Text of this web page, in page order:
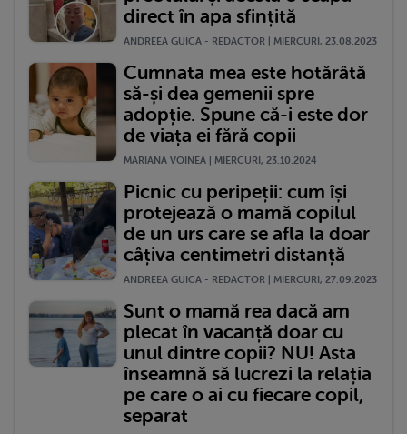
direct în apa sfințită
ANDREEA GUICA - REDACTOR | MIERCURI, 23.08.2023
Cumnata mea este hotărâtă
să-și dea gemenii spre
adopție. Spune că-i este dor
de viața ei fără copii
MARIANA VOINEA | MIERCURI, 23.10.2024
Picnic cu peripeții: cum își
protejează o mamă copilul
de un urs care se afla la doar
câțiva centimetri distanță
ANDREEA GUICA - REDACTOR | MIERCURI, 27.09.2023
Sunt o mamă rea dacă am
plecat în vacanță doar cu
unul dintre copii? NU! Asta
înseamnă să lucrezi la relația
pe care o ai cu fiecare copil,
separat